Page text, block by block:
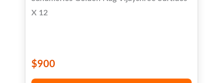
X 12
$900